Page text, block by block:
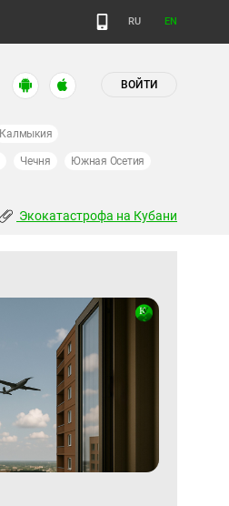
RU EN
ВОЙТИ
Калмыкия
Чечня Южная Осетия
Экокатастрофа на Кубани